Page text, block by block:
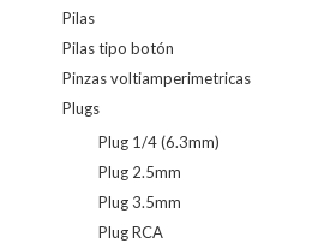
Pilas
Pilas tipo botón
Pinzas voltiamperimetricas
Plugs
Plug 1/4 (6.3mm)
Plug 2.5mm
Plug 3.5mm
Plug RCA